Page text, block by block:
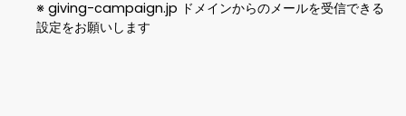
※ giving-campaign.jp ドメインからのメールを受信できる
設定をお願いします